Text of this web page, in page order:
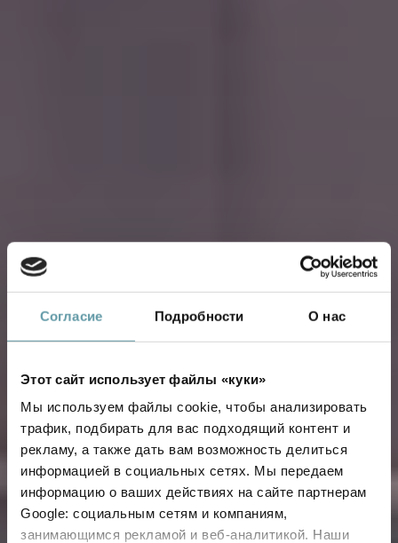
Согласие Подробности О нас
Этот сайт использует файлы «куки»
Мы используем файлы cookie, чтобы анализировать
трафик, подбирать для вас подходящий контент и
рекламу, а также дать вам возможность делиться
информацией в социальных сетях. Мы передаем
информацию о ваших действиях на сайте партнерам
Google: социальным сетям и компаниям,
занимающимся рекламой и веб-аналитикой. Наши
BLU SPA